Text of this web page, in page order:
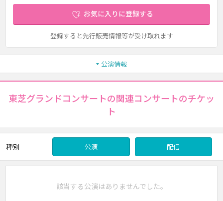
お気に入りに登録する
登録すると先行販売情報等が受け取れます
公演情報
東芝グランドコンサートの関連コンサートのチケッ
ト
種別 公演 配信
該当する公演はありませんでした。